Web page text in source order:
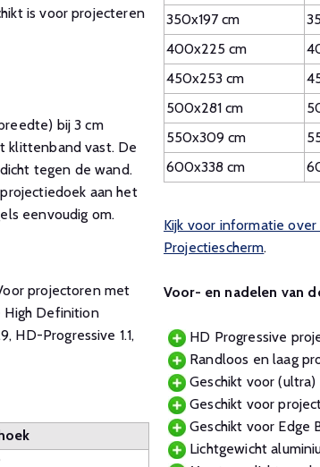
is voor projecteren
bij 3 cm
klittenband vast. De
tegen de wand.
aan het
eenvoudig om.
projectoren met
High Definition
HD-Progressive 1.1,
350x197 cm
400x225 cm
450x253 cm
500x281 cm
550x309 cm
600x338 cm
Kijk voor informatie
Projectiescherm.
Voor- en nadelen van
HD Progressive
Randloos en laag
Geschikt voor
Geschikt voor
Geschikt voor Edge
Lichtgewicht